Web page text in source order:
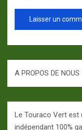
A PROPOS DE NOUS
Le Touraco Vert est
indépendant 100%